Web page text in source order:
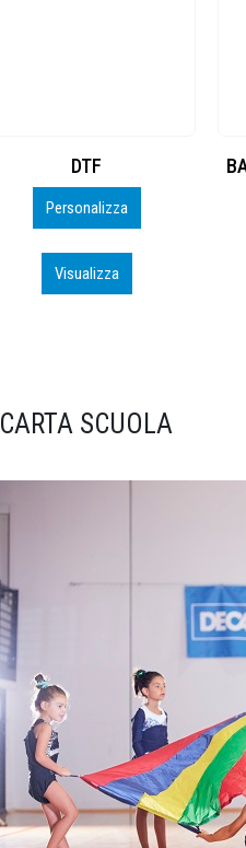
DTF
Personalizza
Visualizza
CARTA SCUOLA